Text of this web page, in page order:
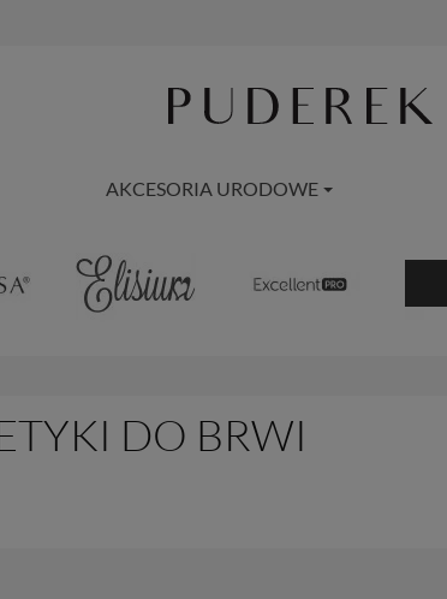
AKCESORIA URODOWE
DO BRWI